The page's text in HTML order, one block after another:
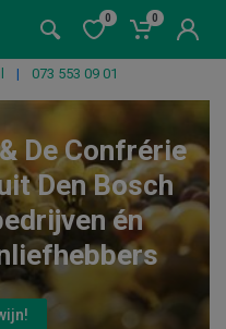
0 0
| 073 553 09 01
De Confrérie
Den Bosch
én